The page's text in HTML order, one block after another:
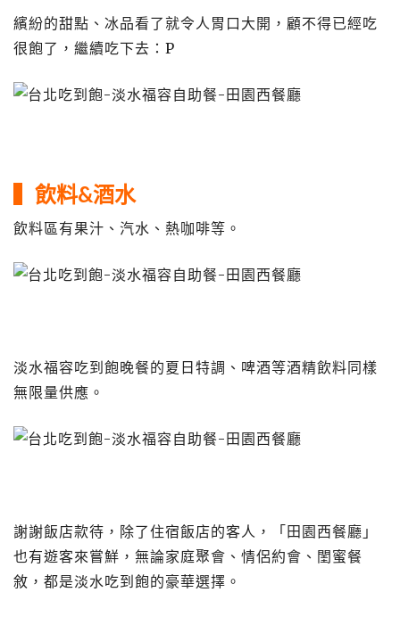
繽紛的甜點、冰品看了就令人胃口大開，顧不得已經吃
很飽了，繼續吃下去：P
▍飲料&酒水
飲料區有果汁、汽水、熱咖啡等。
淡水福容吃到飽晚餐的夏日特調、啤酒等酒精飲料同樣
無限量供應。
謝謝飯店款待，除了住宿飯店的客人，「田園西餐廳」
也有遊客來嘗鮮，無論家庭聚會、情侶約會、閨蜜餐
敘，都是淡水吃到飽的豪華選擇。